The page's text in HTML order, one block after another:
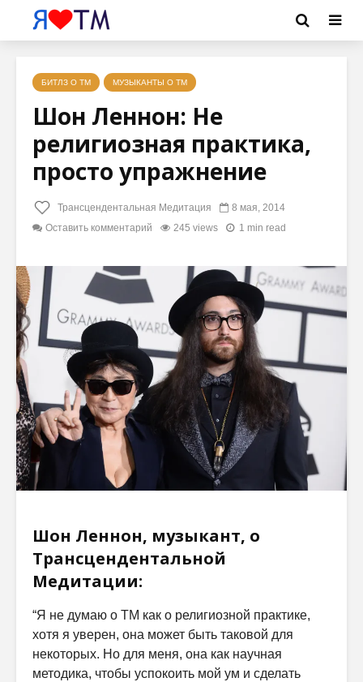
БИТЛЗ О ТМ МУЗЫКАНТЫ О ТМ
Шон Леннон: Не
религиозная практика,
просто упражнение
Трансцендентальная Медитация
8 мая, 2014
Оставить комментарий
245 views 1 min read
Шон Леннон, музыкант, о
Трансцендентальной
Медитации:
“Я не думаю о ТМ как о религиозной практике,
хотя я уверен, она может быть таковой для
некоторых. Но для меня, она как научная
методика, чтобы успокоить мой ум и сделать